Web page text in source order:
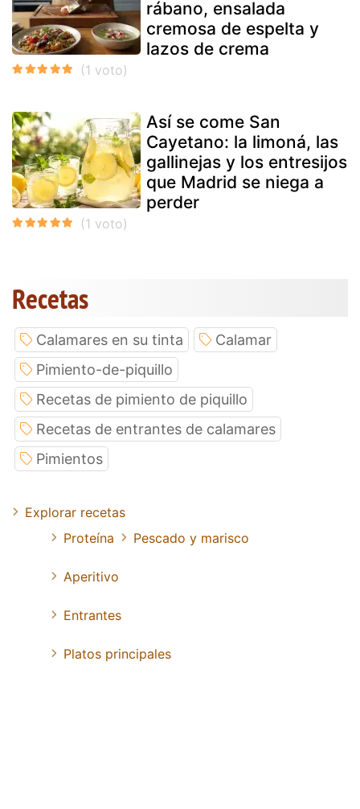
rábano, ensalada
cremosa de espelta y
lazos de crema
Así se come San
Cayetano: la limoná, las
gallinejas y los entresijos
que Madrid se niega a
perder
Recetas
Calamares en su tinta
Calamar
Pimiento-de-piquillo
Recetas de pimiento de piquillo
Recetas de entrantes de calamares
Pimientos
Explorar recetas
Proteína
Pescado y marisco
Aperitivo
Entrantes
Platos principales